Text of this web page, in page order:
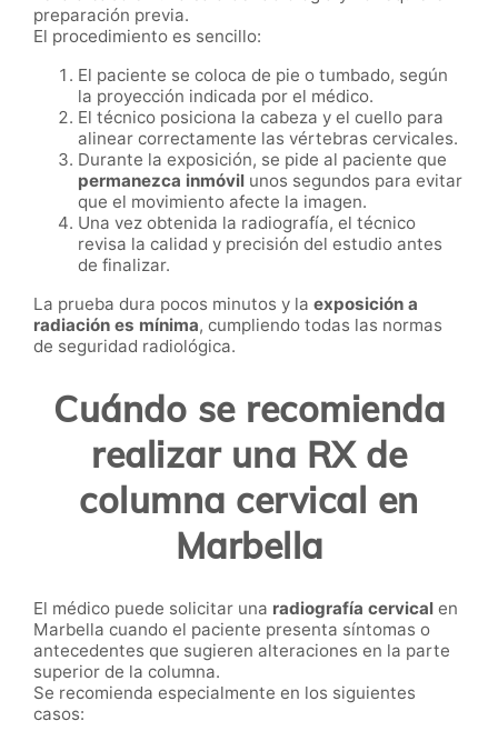
preparación previa.
El procedimiento es sencillo:
El paciente se coloca de pie o tumbado, según
la proyección indicada por el médico.
El técnico posiciona la cabeza y el cuello para
alinear correctamente las vértebras cervicales.
Durante la exposición, se pide al paciente que
permanezca inmóvil unos segundos para evitar
que el movimiento afecte la imagen.
Una vez obtenida la radiografía, el técnico
revisa la calidad y precisión del estudio antes
de finalizar.
La prueba dura pocos minutos y la exposición a
radiación es mínima, cumpliendo todas las normas
de seguridad radiológica.
Cuándo se recomienda
realizar una RX de
columna cervical en
Marbella
El médico puede solicitar una radiografía cervical en
Marbella cuando el paciente presenta síntomas o
antecedentes que sugieren alteraciones en la parte
superior de la columna.
Se recomienda especialmente en los siguientes
casos: